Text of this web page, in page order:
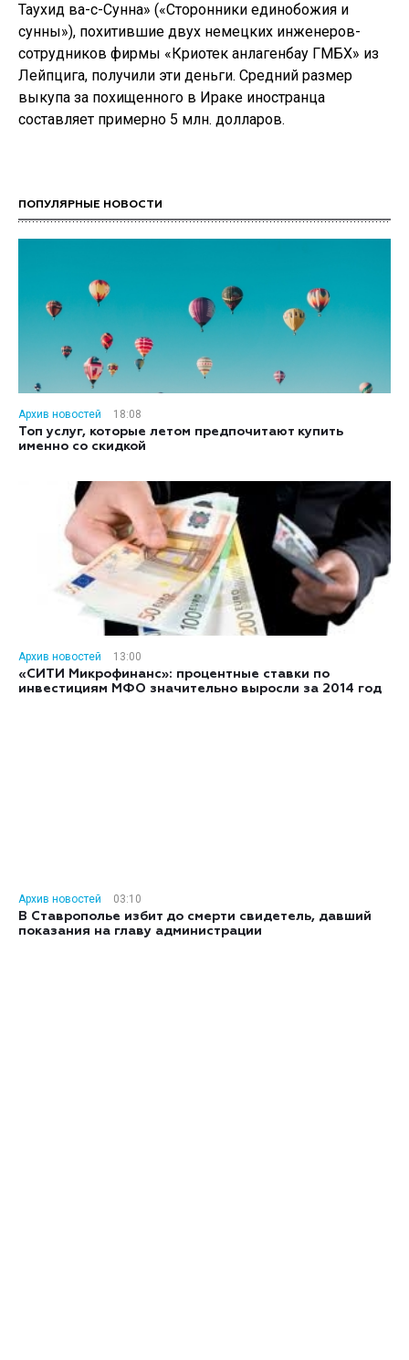
Таухид ва-с-Сунна» («Сторонники единобожия и
сунны»), похитившие двух немецких инженеров-
сотрудников фирмы «Криотек анлагенбау ГМБХ» из
Лейпцига, получили эти деньги. Средний размер
выкупа за похищенного в Ираке иностранца
составляет примерно 5 млн. долларов.
ПОПУЛЯРНЫЕ НОВОСТИ
Архив новостей
18:08
Топ услуг, которые летом предпочитают купить
именно со скидкой
Архив новостей
13:00
«СИТИ Микрофинанс»: процентные ставки по
инвестициям МФО значительно выросли за 2014 год
Архив новостей
03:10
В Ставрополье избит до смерти свидетель, давший
показания на главу администрации